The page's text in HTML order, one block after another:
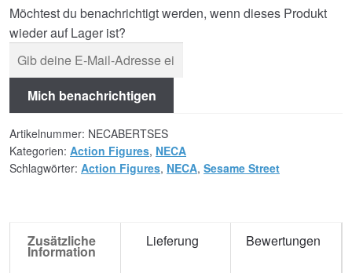
Möchtest du benachrichtigt werden, wenn dieses Produkt
wieder auf Lager ist?
Mich benachrichtigen
Artikelnummer: NECABERTSES
Kategorien: Action Figures, NECA
Schlagwörter: Action Figures, NECA, Sesame Street
Zusätzliche
Information
Lieferung Bewertungen